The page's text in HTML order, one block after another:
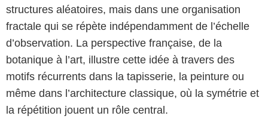
structures aléatoires, mais dans une organisation
fractale qui se répète indépendamment de l’échelle
d’observation. La perspective française, de la
botanique à l’art, illustre cette idée à travers des
motifs récurrents dans la tapisserie, la peinture ou
même dans l’architecture classique, où la symétrie et
la répétition jouent un rôle central.